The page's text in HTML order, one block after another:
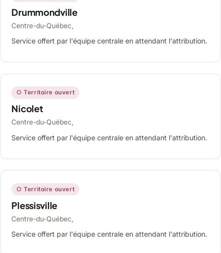
Drummondville
Centre-du-Québec,
Service offert par l'équipe centrale en attendant l'attribution.
○ Territoire ouvert
Nicolet
Centre-du-Québec,
Service offert par l'équipe centrale en attendant l'attribution.
○ Territoire ouvert
Plessisville
Centre-du-Québec,
Service offert par l'équipe centrale en attendant l'attribution.